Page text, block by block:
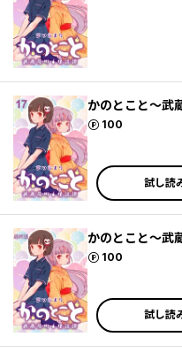
かのとこと～武
100
ポイント
試し読
かのとこと～武
100
ポイント
試し読